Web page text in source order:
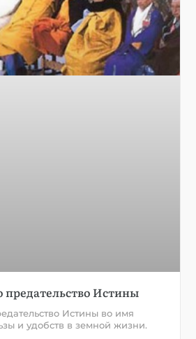
предательство Истины
Истины во имя
и удобств в земной жизни.